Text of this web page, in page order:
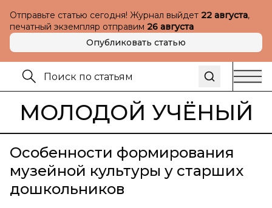
Отправьте статью сегодня! Журнал выйдет 22 августа,
печатный экземпляр отправим 26 августа
Опубликовать статью
МОЛОДОЙ УЧЁНЫЙ
Особенности формирования
музейной культуры у старших
дошкольников